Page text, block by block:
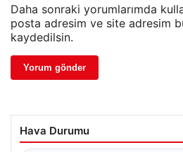
Daha sonraki yorumlarımda
posta adresim ve site adresim
kaydedilsin.
Hava Durumu